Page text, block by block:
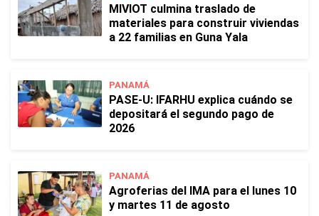
MIVIOT culmina traslado de
materiales para construir viviendas
a 22 familias en Guna Yala
PANAMÁ
PASE-U: IFARHU explica cuándo se
depositará el segundo pago de
2026
PANAMÁ
Agroferias del IMA para el lunes 10
y martes 11 de agosto